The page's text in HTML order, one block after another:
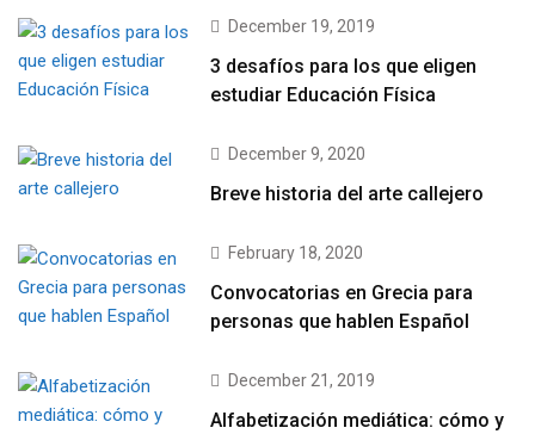
December 19, 2019
3 desafíos para los que eligen
estudiar Educación Física
December 9, 2020
Breve historia del arte callejero
February 18, 2020
Convocatorias en Grecia para
personas que hablen Español
December 21, 2019
Alfabetización mediática: cómo y